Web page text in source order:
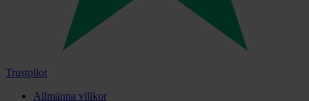
Trustpilot
Allmänna villkor